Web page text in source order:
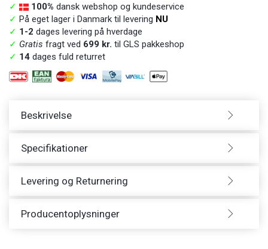
✓ 100% dansk webshop og kundeservice
✓ På eget lager i Danmark til levering NU
✓ 1-2 dages levering på hverdage
✓ Gratis fragt ved 699 kr. til GLS pakkeshop
✓ 14 dages fuld returret
Beskrivelse
Specifikationer
Levering og Returnering
Producentoplysninger